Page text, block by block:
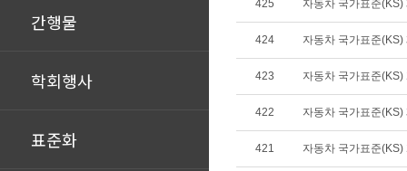
간행물
학회행사
표준화
425 자동차 국가표준
424 자동차 국가표준
423 자동차 국가표준
422 자동차 국가표준
421 자동차 국가표준